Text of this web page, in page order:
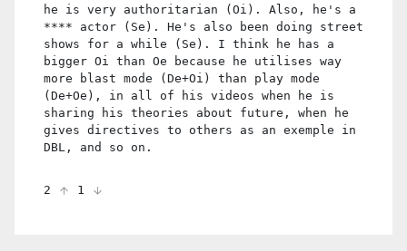
he is very authoritarian (Oi). Also, he's a
**** actor (Se). He's also been doing street
shows for a while (Se). I think he has a
bigger Oi than Oe because he utilises way
more blast mode (De+Oi) than play mode
(De+Oe), in all of his videos when he is
sharing his theories about future, when he
gives directives to others as an exemple in
DBL, and so on.
2 1